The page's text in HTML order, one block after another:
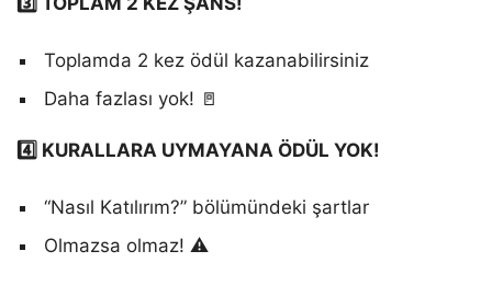
Toplamda 2 kez ödül kazanabilirsiniz
Daha fazlası yok! 🚪
4️⃣ KURALLARA UYMAYANA ÖDÜL YOK!
“Nasıl Katılırım?” bölümündeki şartlar
Olmazsa olmaz! ⚠️